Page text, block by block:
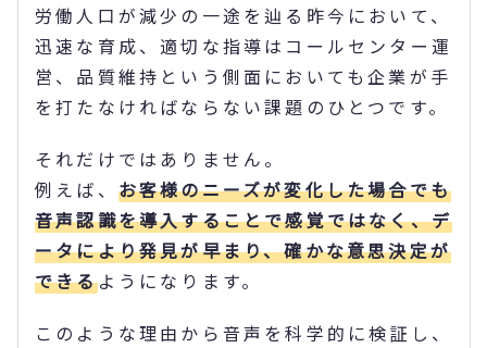
労働人口が減少の一途を辿る昨今において、
迅速な育成、適切な指導はコールセンター運
営、品質維持という側面においても企業が手
を打たなければならない課題のひとつです。
それだけではありません。
例えば、 お客様のニーズが変化した場合でも
音声認識を導入することで感覚ではなく、デ
ータにより発見が早まり、確かな意思決定が
できるようになります。
このような理由から音声を科学的に検証し、